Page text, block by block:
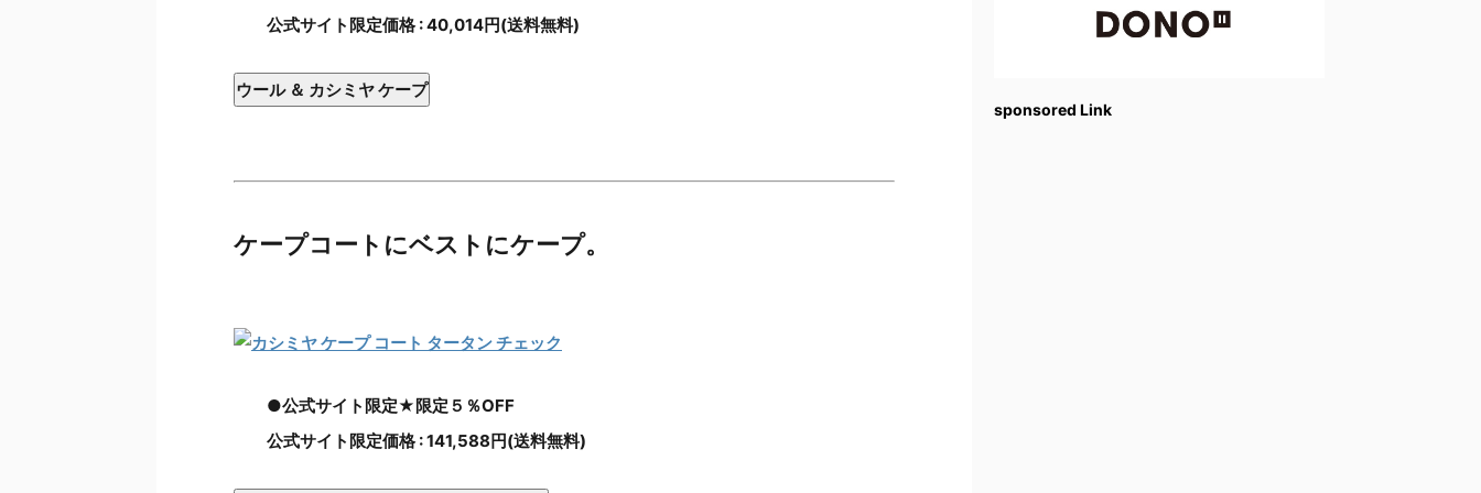
公式サイト限定価格 : 40,014円(送料無料)
ウール ＆ カシミヤ ケープ
ケープコートにベストにケープ。
●公式サイト限定★限定５％OFF
公式サイト限定価格 : 141,588円(送料無料)
sponsored Link